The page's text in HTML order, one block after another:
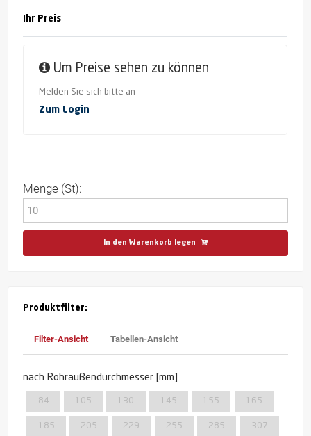
Ihr Preis
Um Preise sehen zu können
Melden Sie sich bitte an
Zum Login
Menge (St):
In den Warenkorb legen
Produktfilter:
Filter-Ansicht Tabellen-Ansicht
nach Rohraußendurchmesser [mm]
84 105 130 145 155 165
185 205 229 255 285 307